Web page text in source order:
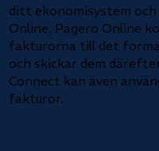
ditt ekonomisystem
Online. Pagero Online
fakturorna till det
och skickar dem
Connect kan även
fakturor.